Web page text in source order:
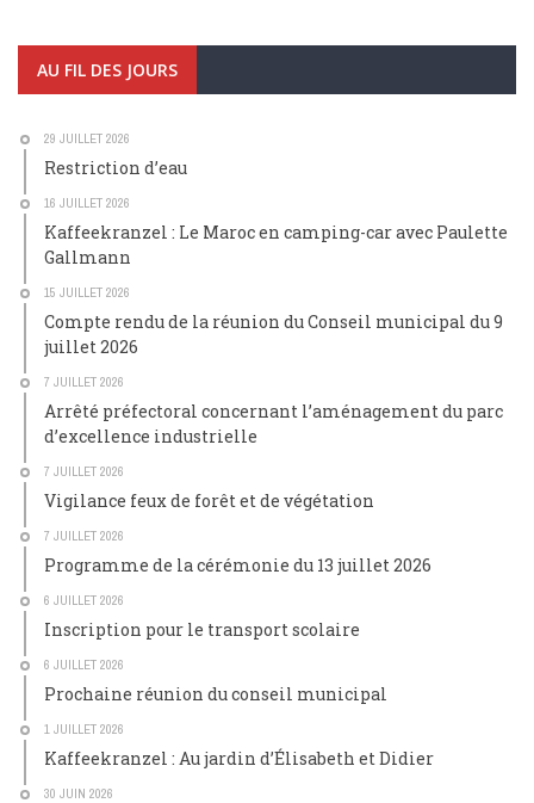
AU FIL DES JOURS
29 JUILLET 2026
Restriction d’eau
16 JUILLET 2026
Kaffeekranzel : Le Maroc en camping-car avec Paulette
Gallmann
15 JUILLET 2026
Compte rendu de la réunion du Conseil municipal du 9
juillet 2026
7 JUILLET 2026
Arrêté préfectoral concernant l’aménagement du parc
d’excellence industrielle
7 JUILLET 2026
Vigilance feux de forêt et de végétation
7 JUILLET 2026
Programme de la cérémonie du 13 juillet 2026
6 JUILLET 2026
Inscription pour le transport scolaire
6 JUILLET 2026
Prochaine réunion du conseil municipal
1 JUILLET 2026
Kaffeekranzel : Au jardin d’Élisabeth et Didier
30 JUIN 2026